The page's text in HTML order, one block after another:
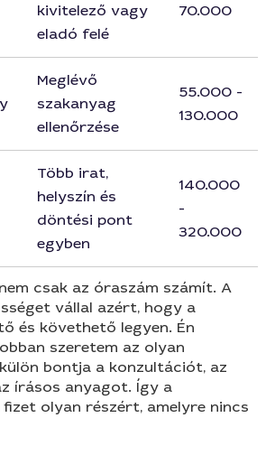
kivitelező vagy
eladó felé
70.000
Meglévő
szakanyag
ellenőrzése
55.000 -
130.000
Több irat,
helyszín és
döntési pont
egyben
140.000
-
320.000
csak az óraszám számít. A
vállal azért, hogy a
és követhető legyen. Én
szeretem az olyan
bontja a konzultációt, az
írásos anyagot. Így a
fizet olyan részért, amelyre nincs